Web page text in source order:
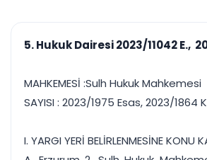
Duruşma ve görev
takvimi
Bildirim
UYAP & UETS entegrasyonundan
Tüm özellikleri inceleyin
5. Hukuk Dairesi 2023/11042 E.,
MAHKEMESİ :Sulh Hukuk Mahkemesi
SAYISI : 2023/1975 Esas, 2023/1864
I. YARGI YERİ BELİRLENMESİNE KONU